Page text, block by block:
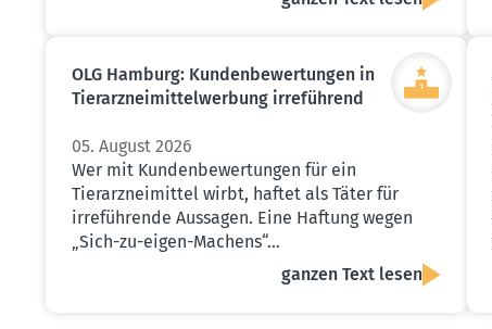
OLG Hamburg: Kunden­be­wer­tungen in
Tierarz­nei­mit­tel­werbung irreführend
05. August 2026
Wer mit Kundenbewertungen für ein
Tierarzneimittel wirbt, haftet als Täter für
irreführende Aussagen. Eine Haftung wegen
„Sich-zu-eigen-Machens“…
ganzen Text lesen